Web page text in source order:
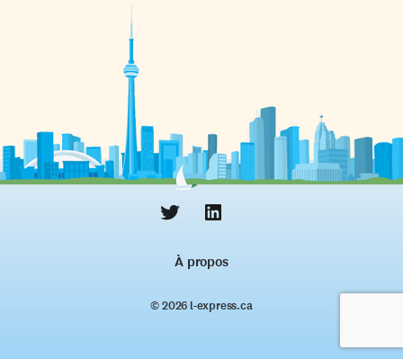
À propos
© 2026 l‑express.ca